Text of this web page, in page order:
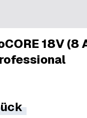
18V (8